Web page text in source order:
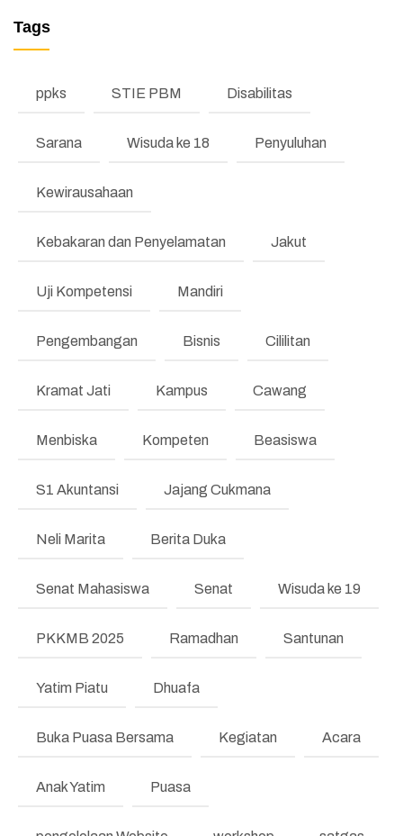
Tags
ppks STIE PBM Disabilitas
Sarana Wisuda ke 18 Penyuluhan
Kewirausahaan
Kebakaran dan Penyelamatan Jakut
Uji Kompetensi Mandiri
Pengembangan Bisnis Cililitan
Kramat Jati Kampus Cawang
Menbiska Kompeten Beasiswa
S1 Akuntansi Jajang Cukmana
Neli Marita Berita Duka
Senat Mahasiswa Senat Wisuda ke 19
PKKMB 2025 Ramadhan Santunan
Yatim Piatu Dhuafa
Buka Puasa Bersama Kegiatan Acara
Anak Yatim Puasa